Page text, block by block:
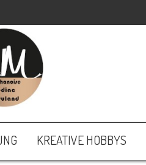
KREATIVE HOBBYS